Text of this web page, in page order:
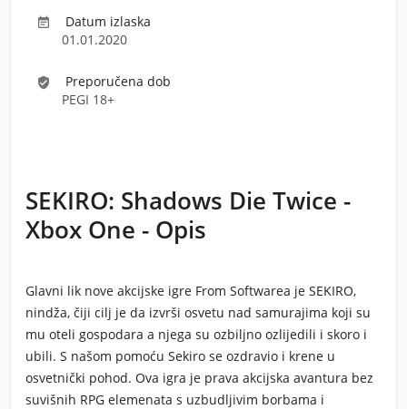

Datum izlaska
01.01.2020
verified_user
Preporučena dob
PEGI 18+
SEKIRO: Shadows Die Twice -
Xbox One - Opis
Glavni lik nove akcijske igre From Softwarea je SEKIRO,
nindža, čiji cilj je da izvrši osvetu nad samurajima koji su
mu oteli gospodara a njega su ozbiljno ozlijedili i skoro i
ubili. S našom pomoću Sekiro se ozdravio i krene u
osvetnički pohod. Ova igra je prava akcijska avantura bez
suvišnih RPG elemenata s uzbudljivim borbama i